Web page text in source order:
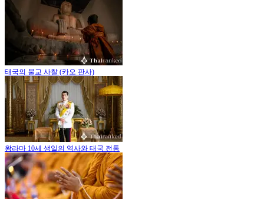
태국의 불교 사찰 (카오 판사)
왕라마 10세 생일의 역사와 태국 전통